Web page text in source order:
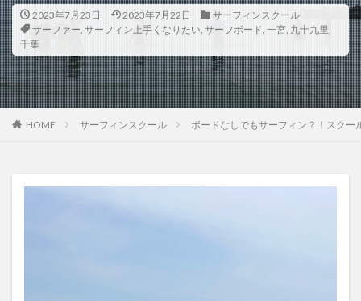
2023年7月23日 2023年7月22日
サーフィンスクール
サーファー, サーフィン上手くなりたい, サーフボード, 一宮, 九十九里,
千葉
HOME サーフィンスクール ボードなしでもサーフィン？！スクー